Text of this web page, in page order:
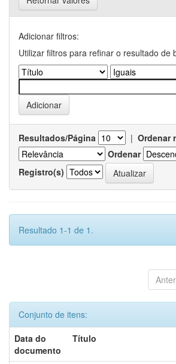
Adicionar filtros:
Utilizar filtros para refinar o resultado de
Resultados/Página | Ordenar
Ordenar
Registro(s)
Resultado 1-1 de 1.
Conjunto de itens:
Data do
documento
Título